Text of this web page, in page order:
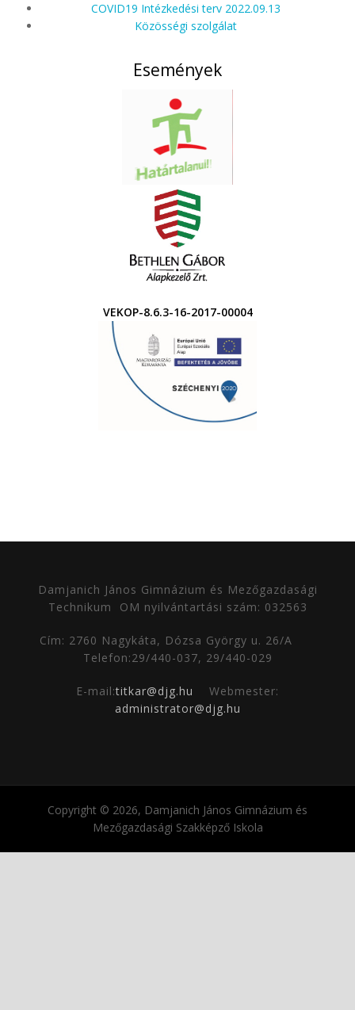
COVID19 Intézkedési terv 2022.09.13
Közösségi szolgálat
Események
VEKOP-8.6.3-16-2017-00004
Damjanich János Gimnázium és Mezőgazdasági
Technikum
OM nyilvántartási szám: 032563
Cím: 2760 Nagykáta, Dózsa György u. 26/A
Telefon:29/440-037, 29/440-029
E-mail:titkar@djg.hu
Webmester:
administrator@djg.hu
Copyright © 2026, Damjanich János Gimnázium és
Mezőgazdasági Szakképző Iskola